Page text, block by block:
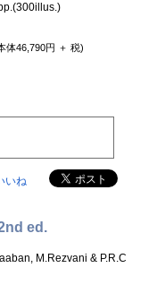
体46,790円 ＋ 税)
いね
ed.
M.Rezvani & P.R.C